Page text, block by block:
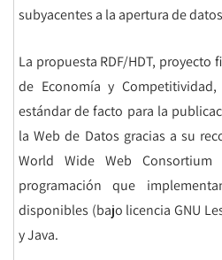
subyacentes a la apertura de
La propuesta RDF/HDT,
de Economía y
estándar de facto para la
la Web de Datos gracias a su
World Wide Web
programación que
disponibles (bajo licencia GNU
y Java.